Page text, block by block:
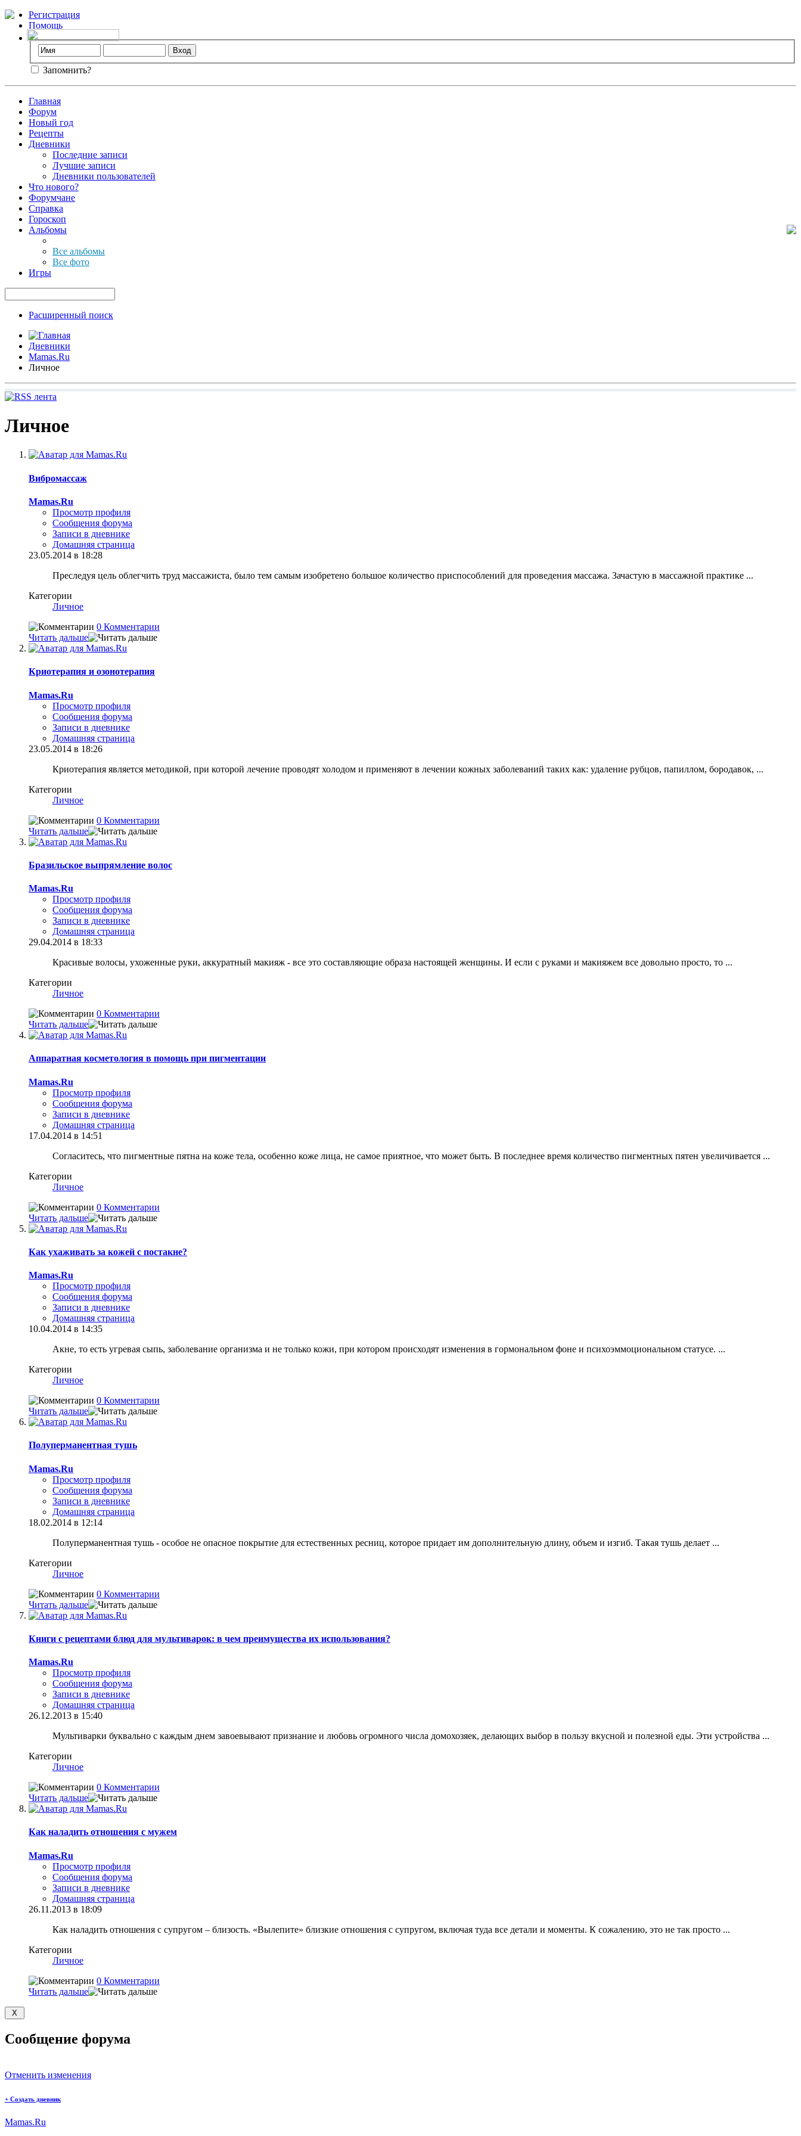
Регистрация
Помощь
Запомнить?
Главная
Форум
Новый год
Рецепты
Дневники
Последние записи
Лучшие записи
Дневники пользователей
Что нового?
Форумчане
Справка
Гороскоп
Альбомы
Все альбомы
Все фото
Игры
Расширенный поиск
Дневники
Mamas.Ru
Личное
Личное
Вибромассаж
Mamas.Ru
Просмотр профиля
Сообщения форума
Записи в дневнике
Домашняя страница
23.05.2014 в 18:28
Преследуя цель облегчить труд массажиста, было тем самым изобретено большое количество приспособлений для проведения массажа. Зачастую в массажной практике ...
Категории
Личное
0 Комментарии
Читать дальше
Криотерапия и озонотерапия
Mamas.Ru
Просмотр профиля
Сообщения форума
Записи в дневнике
Домашняя страница
23.05.2014 в 18:26
Криотерапия является методикой, при которой лечение проводят холодом и применяют в лечении кожных заболеваний таких как: удаление рубцов, папиллом, бородавок, ...
Категории
Личное
0 Комментарии
Читать дальше
Бразильское выпрямление волос
Mamas.Ru
Просмотр профиля
Сообщения форума
Записи в дневнике
Домашняя страница
29.04.2014 в 18:33
Красивые волосы, ухоженные руки, аккуратный макияж - все это составляющие образа настоящей женщины. И если с руками и макияжем все довольно просто, то ...
Категории
Личное
0 Комментарии
Читать дальше
Аппаратная косметология в помощь при пигментации
Mamas.Ru
Просмотр профиля
Сообщения форума
Записи в дневнике
Домашняя страница
17.04.2014 в 14:51
Согласитесь, что пигментные пятна на коже тела, особенно коже лица, не самое приятное, что может быть. В последнее время количество пигментных пятен увеличивается ...
Категории
Личное
0 Комментарии
Читать дальше
Как ухаживать за кожей с постакне?
Mamas.Ru
Просмотр профиля
Сообщения форума
Записи в дневнике
Домашняя страница
10.04.2014 в 14:35
Акне, то есть угревая сыпь, заболевание организма и не только кожи, при котором происходят изменения в гормональном фоне и психоэммоциональном статусе. ...
Категории
Личное
0 Комментарии
Читать дальше
Полуперманентная тушь
Mamas.Ru
Просмотр профиля
Сообщения форума
Записи в дневнике
Домашняя страница
18.02.2014 в 12:14
Полуперманентная тушь - особое не опасное покрытие для естественных ресниц, которое придает им дополнительную длину, объем и изгиб. Такая тушь делает ...
Категории
Личное
0 Комментарии
Читать дальше
Книги с рецептами блюд для мультиварок: в чем преимущества их использования?
Mamas.Ru
Просмотр профиля
Сообщения форума
Записи в дневнике
Домашняя страница
26.12.2013 в 15:40
Мультиварки буквально с каждым днем завоевывают признание и любовь огромного числа домохозяек, делающих выбор в пользу вкусной и полезной еды. Эти устройства ...
Категории
Личное
0 Комментарии
Читать дальше
Как наладить отношения с мужем
Mamas.Ru
Просмотр профиля
Сообщения форума
Записи в дневнике
Домашняя страница
26.11.2013 в 18:09
Как наладить отношения с супругом – близость. «Вылепите» близкие отношения с супругом, включая туда все детали и моменты. К сожалению, это не так просто ...
Категории
Личное
0 Комментарии
Читать дальше
Сообщение форума
Отменить изменения
+ Создать дневник
Mamas.Ru